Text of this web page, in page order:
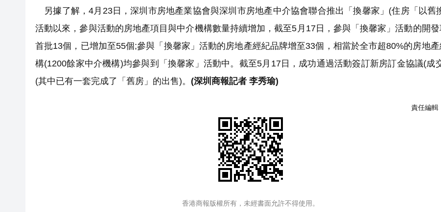
另據了解，4月23日，深圳市房地產業協會與深圳市房地產中介協會聯合推出「換馨家」(住房「以舊
活動以來，參與活動的房地產項目與中介機構數量持續增加，截至5月17日，參與「換馨家」活動的開
首批13個，已增加至55個;參與「換馨家」活動的房地產經紀品牌增至33個，相當於全市超80%的房地
構(1200餘家中介機構)均參與到「換馨家」活動中。截至5月17日，成功通過活動簽訂新房訂金協議(成
(其中已有一套完成了「舊房」的出售)。 (深圳商報記者 李秀瑜)
責任編輯
香港商報版權所有，未經書面允許不得使用。